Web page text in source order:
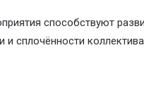
способствуют
и сплочённости